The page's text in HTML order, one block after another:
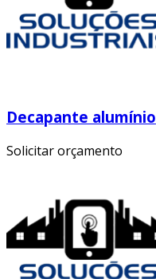
Decapante alumínio
Solicitar orçamento